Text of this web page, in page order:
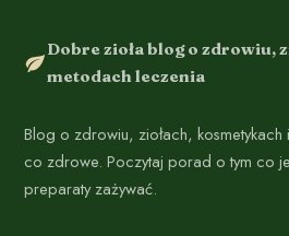
Dobre zioła blog o zdrowiu,
metodach leczenia
Blog o zdrowiu, ziołach, kosmetykach
co zdrowe. Poczytaj porad o tym co
preparaty zażywać.